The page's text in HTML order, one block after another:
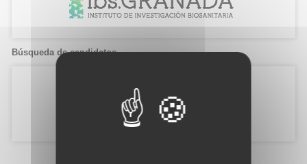
Búsqueda de candidatos